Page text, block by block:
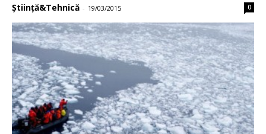
Știință&Tehnică - 19/03/2015 0